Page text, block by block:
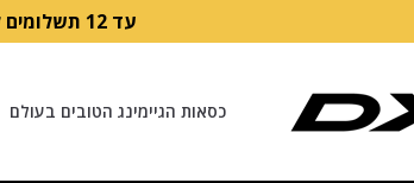
עד 12 תשלומים ללא ריבית
כסאות הגיימינג הטובים בעולם